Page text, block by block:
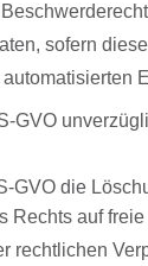
sofern
GVO
GVO die
Rechts auf
rechtlichen